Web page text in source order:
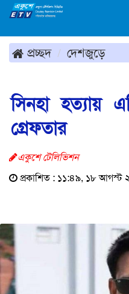
প্রচ্ছদ দেশজুড়ে
সিনহা হত্যায়
গ্রেফতার
একুশে টেলিভিশন
প্রকাশিত : ১১:৪৯, ১৮ আগস্ট